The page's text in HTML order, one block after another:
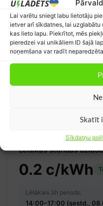
Lai varētu sniegt labu lietotāju
ietver arī sīkdatnes, lai
kas lieto lapu. Piekrītot, mēs
pieredzei vai unikāliem ID šajā
noņemšana var radīt
Skatīt
Sīkdatņu
Electra
Electra lietotnē ievadi
kontu, lai saņemtu
Skatīt
Lētākās stundas
0.2 c/kWh
Lētākais 3h periods:
14:00–17:00 (sestd.,